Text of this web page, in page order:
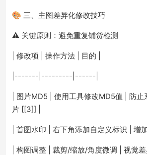
🎨 三、主图差异化修改技巧
⚠️ 关键原则：避免重复铺货检测
| 修改项 | 操作方法 | 目的 |
|-------|---------|------|
| 图片MD5 | 使用工具修改MD5值 | 防
片 [[3]] |
| 首图水印 | 右下角添加自定义标识 | 增
| 构图调整 | 裁剪/缩放/角度微调 | 视觉差